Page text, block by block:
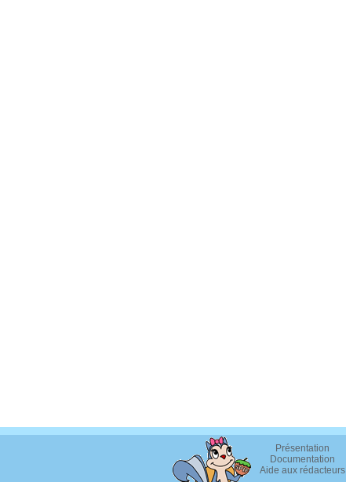
Présentation
Documentation
Aide aux rédacteurs